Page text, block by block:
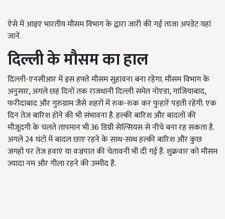
ऐसे में आइए भारतीय मौसम विभाग के द्वारा जारी की गई ताजा अपडेट यहां
जानें.
दिल्ली के मौसम का हाल
दिल्ली-एनसीआर में इस हफ्ते मौसम सुहावना बना रहेगा. मौसम विभाग के
अनुसार, अगले छह दिनों तक राजधानी दिल्ली समेत नोएडा, गाजियाबाद,
फरीदाबाद और गुरुग्राम जैसे शहरों में रुक-रुक कर फुहारें पड़ती रहेंगी. एक
दिन तेज बारिश होने की भी संभावना है. हल्की बारिश और बादलों की
मौजूदगी के चलते तापमान भी 36 डिग्री सेल्सियस से नीचे बना रह सकता है.
अगले 24 घंटों में बादल छाए रहने के साथ-साथ हल्की बारिश और कुछ
जगहों पर तेज हवाएं या वज्रपात की चेतावनी भी दी गई है. शुक्रवार को मौसम
ज्यादा नम और गीला रहने की उम्मीद है.